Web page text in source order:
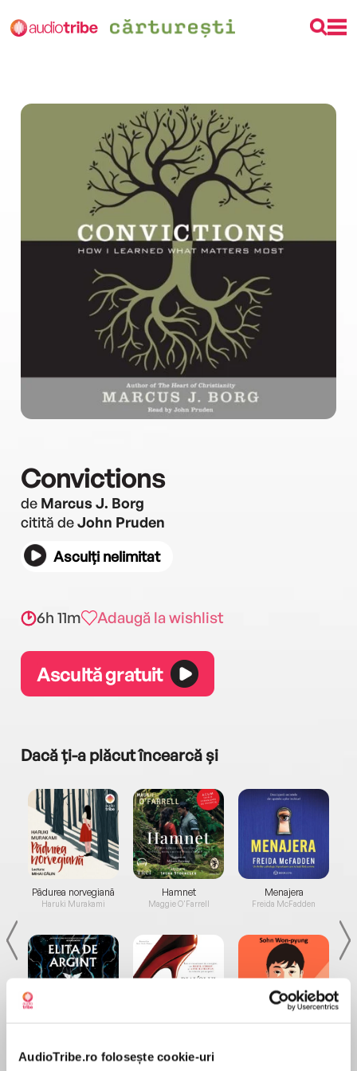
AudioTribe.ro folosește cookie-uri
Convictions
de Marcus J. Borg
citită deJohn Pruden
Asculți nelimitat
6h 11m Adaugă la wishlist
Ascultă gratuit
Dacă ți-a plăcut încearcă și
Pădurea norvegiană
Haruki Murakami
de...
Dani Francis
Hamnet
Maggie O'Farrell
la...
Lauren Weisberger
Menajera
Freida McFadden